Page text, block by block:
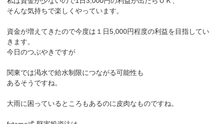
そんな気持ちで楽しくやっています。
資金が増えてきたので今度は１日5,000円程度の利益を目指してい
きます。
今日のつぶやきですが
関東では渇水で給水制限につながる可能性も
あるそうですね。
大雨に困っているところもあるのに皮肉なものですね。